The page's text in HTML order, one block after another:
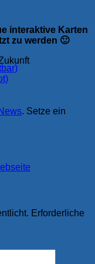
interaktive Karten
zu werden 🙂
. Setze ein
Erforderliche